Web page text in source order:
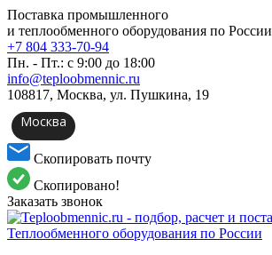
Поставка промышленного
и теплообменного оборудования по России
+7 804 333-70-94
Пн. - Пт.: с 9:00 до 18:00
info@teploobmennic.ru
108817, Москва, ул. Пушкина, 19
Москва
Скопировать почту
Скопировано!
Заказать звонок